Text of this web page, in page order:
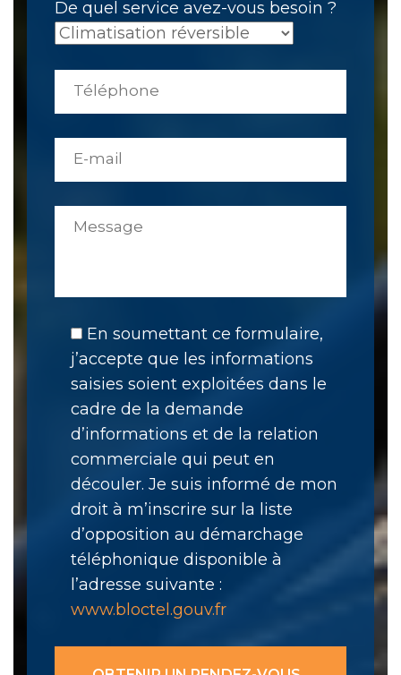
De quel service avez-vous besoin ?
En soumettant ce formulaire,
j’accepte que les informations
saisies soient exploitées dans le
cadre de la demande
d’informations et de la relation
commerciale qui peut en
découler. Je suis informé de mon
droit à m’inscrire sur la liste
d’opposition au démarchage
téléphonique disponible à
l’adresse suivante :
www.bloctel.gouv.fr